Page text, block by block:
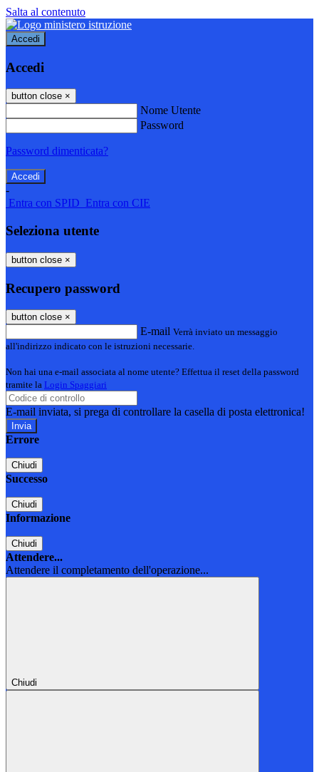
Salta al contenuto
Accedi
Accedi
button close ×
Nome Utente
Password
Password dimenticata?
-
Entra con SPID Entra con CIE
Seleziona utente
button close ×
Recupero password
button close ×
E-mail Verrà inviato un messaggio
all'indirizzo indicato con le istruzioni necessarie.
Non hai una e-mail associata al nome utente? Effettua il reset della password
tramite la Login Spaggiari
E-mail inviata, si prega di controllare la casella di posta elettronica!
Errore
Chiudi
Successo
Chiudi
Informazione
Chiudi
Attendere...
Attendere il completamento dell'operazione...
Chiudi